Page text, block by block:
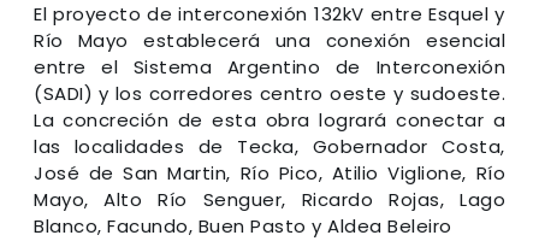
El proyecto de interconexión 132kV entre Esquel y
Río Mayo establecerá una conexión esencial
entre el Sistema Argentino de Interconexión
(SADI) y los corredores centro oeste y sudoeste.
La concreción de esta obra logrará conectar a
las localidades de Tecka, Gobernador Costa,
José de San Martin, Río Pico, Atilio Viglione, Río
Mayo, Alto Río Senguer, Ricardo Rojas, Lago
Blanco, Facundo, Buen Pasto y Aldea Beleiro